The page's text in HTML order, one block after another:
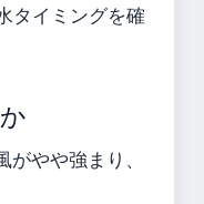
タイミングを確
やや強まり、